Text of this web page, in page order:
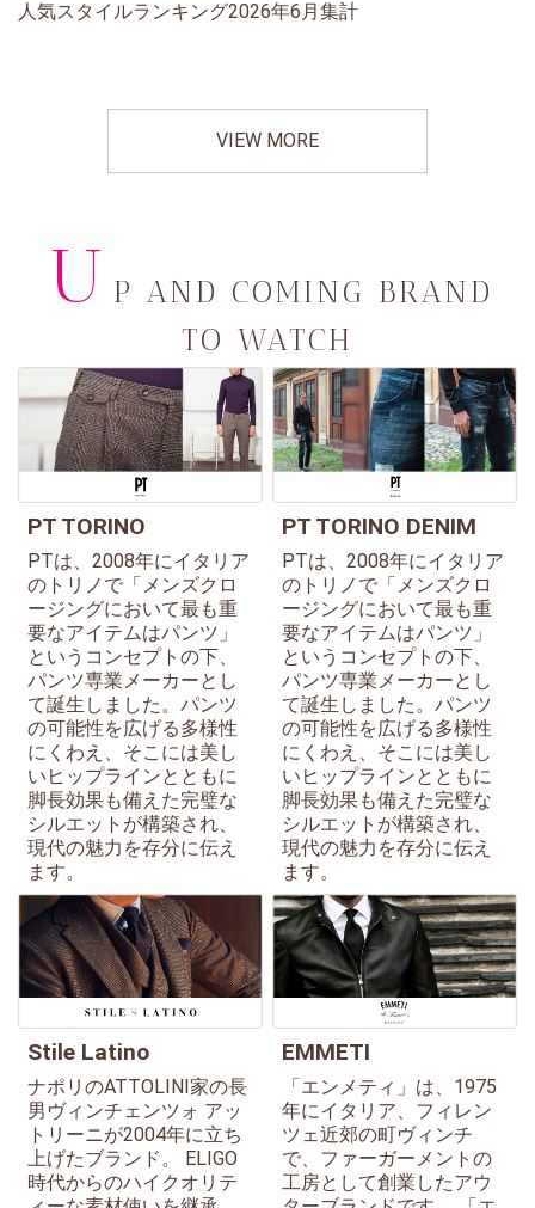
人気スタイルランキング2026年6月集計
VIEW MORE
U P AND COMING BRAND
TO WATCH
PT TORINO
PTは、2008年にイタリア
のトリノで「メンズクロ
ージングにおいて最も重
要なアイテムはパンツ」
というコンセプトの下、
パンツ専業メーカーとし
て誕生しました。パンツ
の可能性を広げる多様性
にくわえ、そこには美し
いヒップラインとともに
脚長効果も備えた完璧な
シルエットが構築され、
現代の魅力を存分に伝え
ます。
PT TORINO DENIM
PTは、2008年にイタリア
のトリノで「メンズクロ
ージングにおいて最も重
要なアイテムはパンツ」
というコンセプトの下、
パンツ専業メーカーとし
て誕生しました。パンツ
の可能性を広げる多様性
にくわえ、そこには美し
いヒップラインとともに
脚長効果も備えた完璧な
シルエットが構築され、
現代の魅力を存分に伝え
ます。
Stile Latino
ナポリのATTOLINI家の長
男ヴィンチェンツォ アッ
トリーニが2004年に立ち
上げたブランド。 ELIGO
時代からのハイクオリテ
EMMETI
「エンメティ」は、1975
年にイタリア、フィレン
ツェ近郊の町ヴィンチ
で、ファーガーメントの
工房として創業したアウ